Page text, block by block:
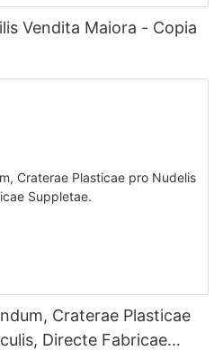
Vendita Maiora - Copia
Craterae Plasticae
Directe Fabricae